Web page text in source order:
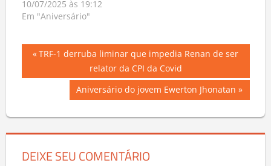
10/07/2025 às 19:12
Em "Aniversário"
Navegação
de
Previous
TRF-1 derruba liminar que impedia Renan de ser
relator da CPI da Covid
Next
Post:
Aniversário do jovem Ewerton Jhonatan
DEIXE SEU COMENTÁRIO